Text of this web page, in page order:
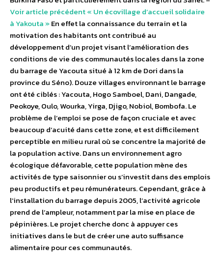
Voir article précédent « Un écovillage d’accueil solidaire
à Yakouta »En effet la connaissance du terrain et la
motivation des habitants ont contribué au
développement d’un projet visant l’amélioration des
conditions de vie des communautés locales dans la zone
du barrage de Yacouta situé à 12 km de Dori dans la
province du Séno). Douze villages environnant le barrage
ont été ciblés : Yacouta, Hogo Samboel, Dani, Dangade,
Peokoye, Oulo, Wourka, Yirga, Djigo, Nobiol, Bombofa. Le
problème de l’emploi se pose de façon cruciale et avec
beaucoup d’acuité dans cette zone, et est difficilement
perceptible en milieu rural où se concentre la majorité de
la population active. Dans un environnement agro
écologique défavorable, cette population mène des
activités de type saisonnier ou s’investit dans des emplois
peu productifs et peu rémunérateurs. Cependant, grâce à
l’installation du barrage depuis 2005, l’activité agricole
prend de l’ampleur, notamment par la mise en place de
pépinières. Le projet cherche donc à appuyer ces
initiatives dans le but de créer une auto suffisance
alimentaire pour ces communautés.